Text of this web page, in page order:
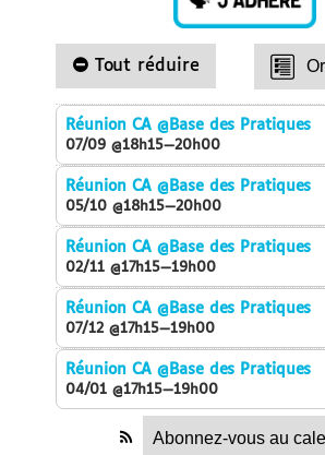
Tout réduire
Réunion CA@Base des Pratiques
07/09 @18h15—20h00
Réunion CA@Base des Pratiques
05/10 @18h15—20h00
Réunion CA@Base des Pratiques
02/11 @17h15—19h00
Réunion CA@Base des Pratiques
07/12 @17h15—19h00
Réunion CA@Base des Pratiques
04/01 @17h15—19h00
Abonnez-vous au